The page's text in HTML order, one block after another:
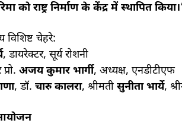
को राष्ट्र निर्माण के केंद्र में स्थापित
विशिष्ट चेहरे:
, डायरेक्टर, सूर्य रोशनी
अजय कुमार भार्गी, अध्यक्ष, एनडीटीएफ
, डॉ. चारु कालरा, श्रीमती सुनीता भार्ये,